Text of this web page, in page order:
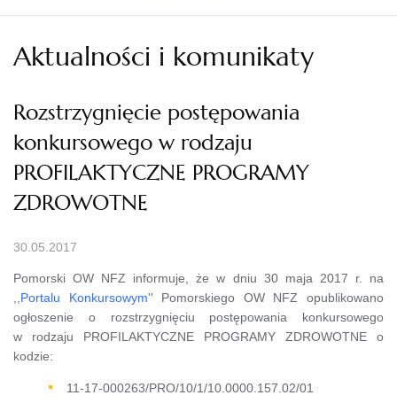
Aktualności i komunikaty
Rozstrzygnięcie postępowania
konkursowego w rodzaju
PROFILAKTYCZNE PROGRAMY
ZDROWOTNE
30.05.2017
Pomorski OW NFZ informuje, że w dniu 30 maja 2017 r. na
Portalu Konkursowym'' Pomorskiego OW NFZ opublikowano
ogłoszenie o rozstrzygnięciu postępowania konkursowego
w rodzaju PROFILAKTYCZNE PROGRAMY ZDROWOTNE o
kodzie:
11-17-000263/PRO/10/1/10.0000.157.02/01